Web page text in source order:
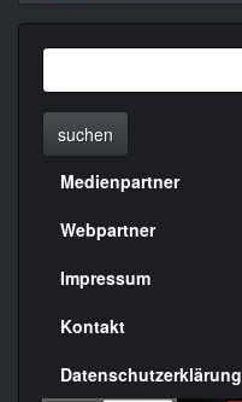
suchen
Menülinks
rechte
Seite
Medienpartner
Webpartner
Impressum
Kontakt
Datenschutzerklärung